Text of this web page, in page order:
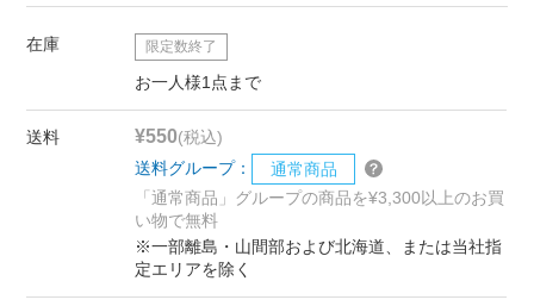
在庫 限定数終了
お一人様1点まで
送料 ¥550(税込)
送料グループ：
通常商品
「通常商品」グループの商品を¥3,300以上のお買
い物で無料
※一部離島・山間部および北海道、または当社指
定エリアを除く